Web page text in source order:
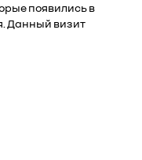
появились в
Данный визит